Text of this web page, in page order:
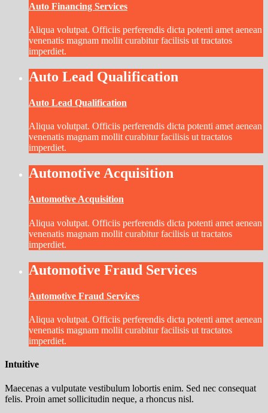
Auto Financing Services
Aliqua volutpat. Officiis perferendis dicta potenti amet aenean
venenatis magnam mollit curabitur facilisis ut tractatos
imperdiet.
Auto Lead Qualification
Auto Lead Qualification
Aliqua volutpat. Officiis perferendis dicta potenti amet aenean
venenatis magnam mollit curabitur facilisis ut tractatos
imperdiet.
Automotive Acquisition
Automotive Acquisition
Aliqua volutpat. Officiis perferendis dicta potenti amet aenean
venenatis magnam mollit curabitur facilisis ut tractatos
imperdiet.
Automotive Fraud Services
Automotive Fraud Services
Aliqua volutpat. Officiis perferendis dicta potenti amet aenean
venenatis magnam mollit curabitur facilisis ut tractatos
imperdiet.
Intuitive
Maecenas a vulputate vestibulum lobortis enim. Sed nec consequat
felis. Proin amet sollicitudin neque, a rhoncus nisl.